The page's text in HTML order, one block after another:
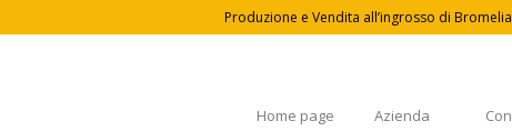
Produzione e Vendita all’ingrosso di
Home page Azienda